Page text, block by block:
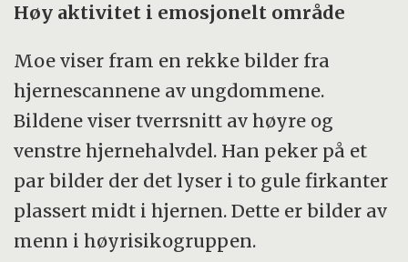
Høy aktivitet i emosjonelt område
Moe viser fram en rekke bilder fra
hjernescannene av ungdommene.
Bildene viser tverrsnitt av høyre og
venstre hjernehalvdel. Han peker på et
par bilder der det lyser i to gule firkanter
plassert midt i hjernen. Dette er bilder av
menn i høyrisikogruppen.